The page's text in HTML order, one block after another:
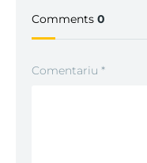
Comments 0
Comentariu *